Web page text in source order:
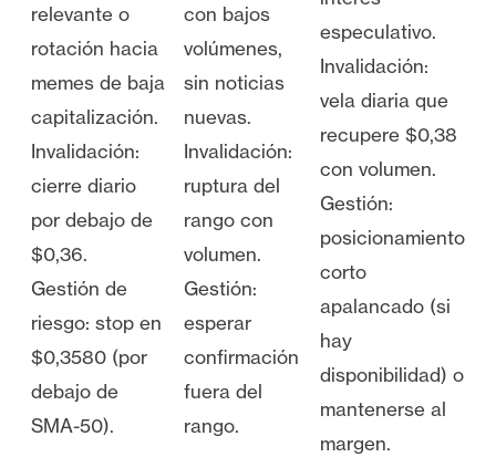
relevante o
rotación hacia
memes de baja
capitalización.
Invalidación:
cierre diario
por debajo de
$0,36.
Gestión de
riesgo: stop en
$0,3580 (por
debajo de
SMA-50).
con bajos
volúmenes,
sin noticias
nuevas.
Invalidación:
ruptura del
rango con
volumen.
Gestión:
esperar
confirmación
fuera del
rango.
especulativo.
Invalidación:
vela diaria que
recupere $0,38
con volumen.
Gestión:
posicionamiento
corto
apalancado (si
hay
disponibilidad) o
mantenerse al
margen.